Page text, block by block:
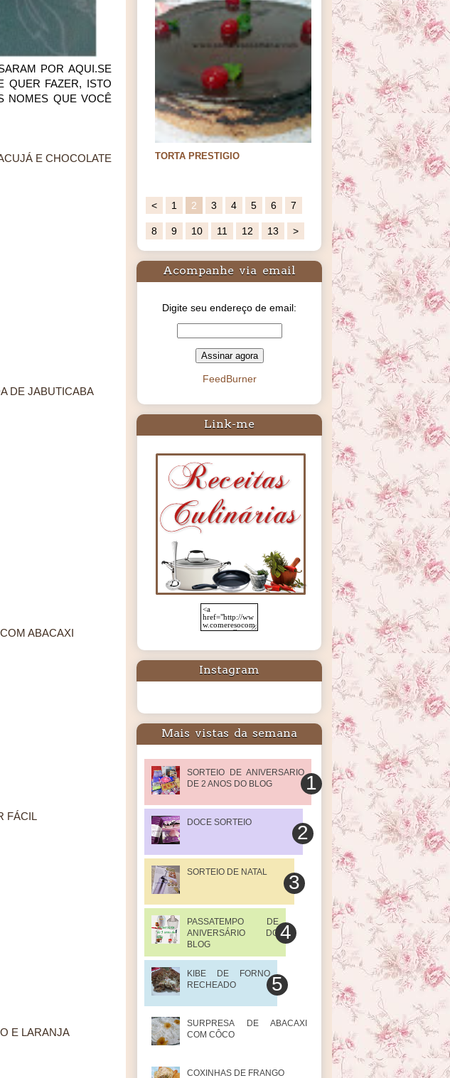
POR AQUI.SE
QUER FAZER, ISTO
NOMES QUE VOCÊ
E CHOCOLATE
DE JABUTICABA
ABACAXI
FÁCIL
E LARANJA
TORTA PRESTIGIO
< 1 2 3 4 5 6 7
8 9 10 11 12 13 >
Acompanhe via email
Digite seu endereço de email:
FeedBurner
Link-me
Instagram
Mais vistas da semana
SORTEIO DE ANIVERSARIO
DE 2 ANOS DO BLOG
DOCE SORTEIO
SORTEIO DE NATAL
PASSATEMPO DE
ANIVERSÁRIO DO
BLOG
KIBE DE FORNO
RECHEADO
SURPRESA DE ABACAXI
COM CÔCO
COXINHAS DE FRANGO